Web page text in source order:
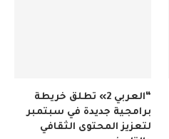
“العربي 2» تطلق خريطة
برامجية جديدة في سبتمبر
لتعزيز المحتوى الثقافي